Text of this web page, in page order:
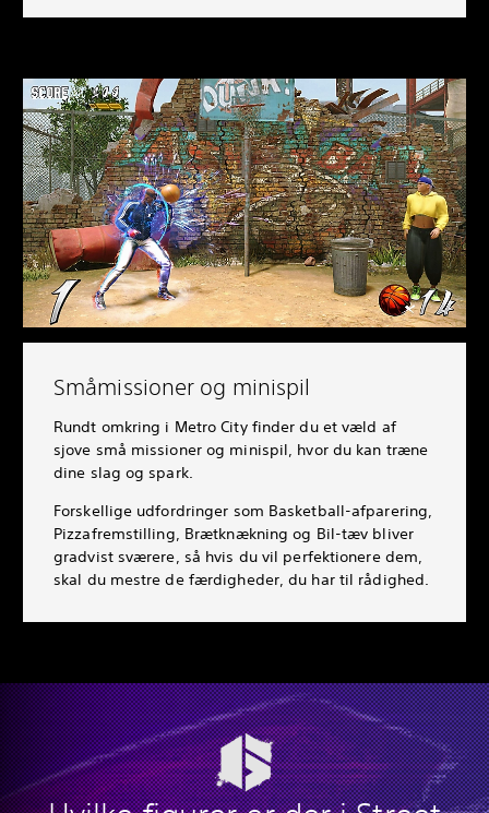
Småmissioner og minispil
Rundt omkring i Metro City finder du et væld af
sjove små missioner og minispil, hvor du kan træne
dine slag og spark.
Forskellige udfordringer som Basketball-afparering,
Pizzafremstilling, Brætknækning og Bil-tæv bliver
gradvist sværere, så hvis du vil perfektionere dem,
skal du mestre de færdigheder, du har til rådighed.